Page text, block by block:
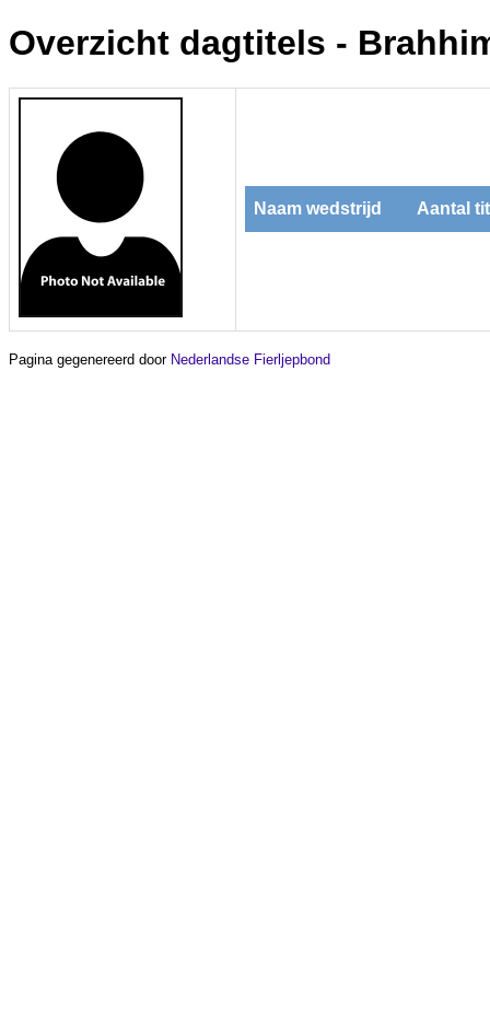
Overzicht dagtitels -
Naam wedstrijd Aantal
Pagina gegenereerd door Nederlandse Fierljepbond